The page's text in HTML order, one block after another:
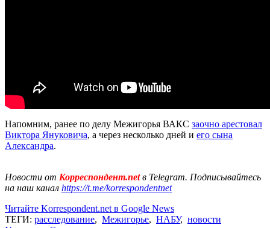
Напомним, ранее по делу Межигорья ВАКС заочно арестовал
Виктора Януковича, а через несколько дней и его сына
Александра.
Новости от Корреспондент.netв Telegram. Подписывайтесь
на наш канал https://t.me/korrespondentnet
Читайте Korrespondent.net в Google News
ТЕГИ: расследование, Межигорье, НАБУ, новости